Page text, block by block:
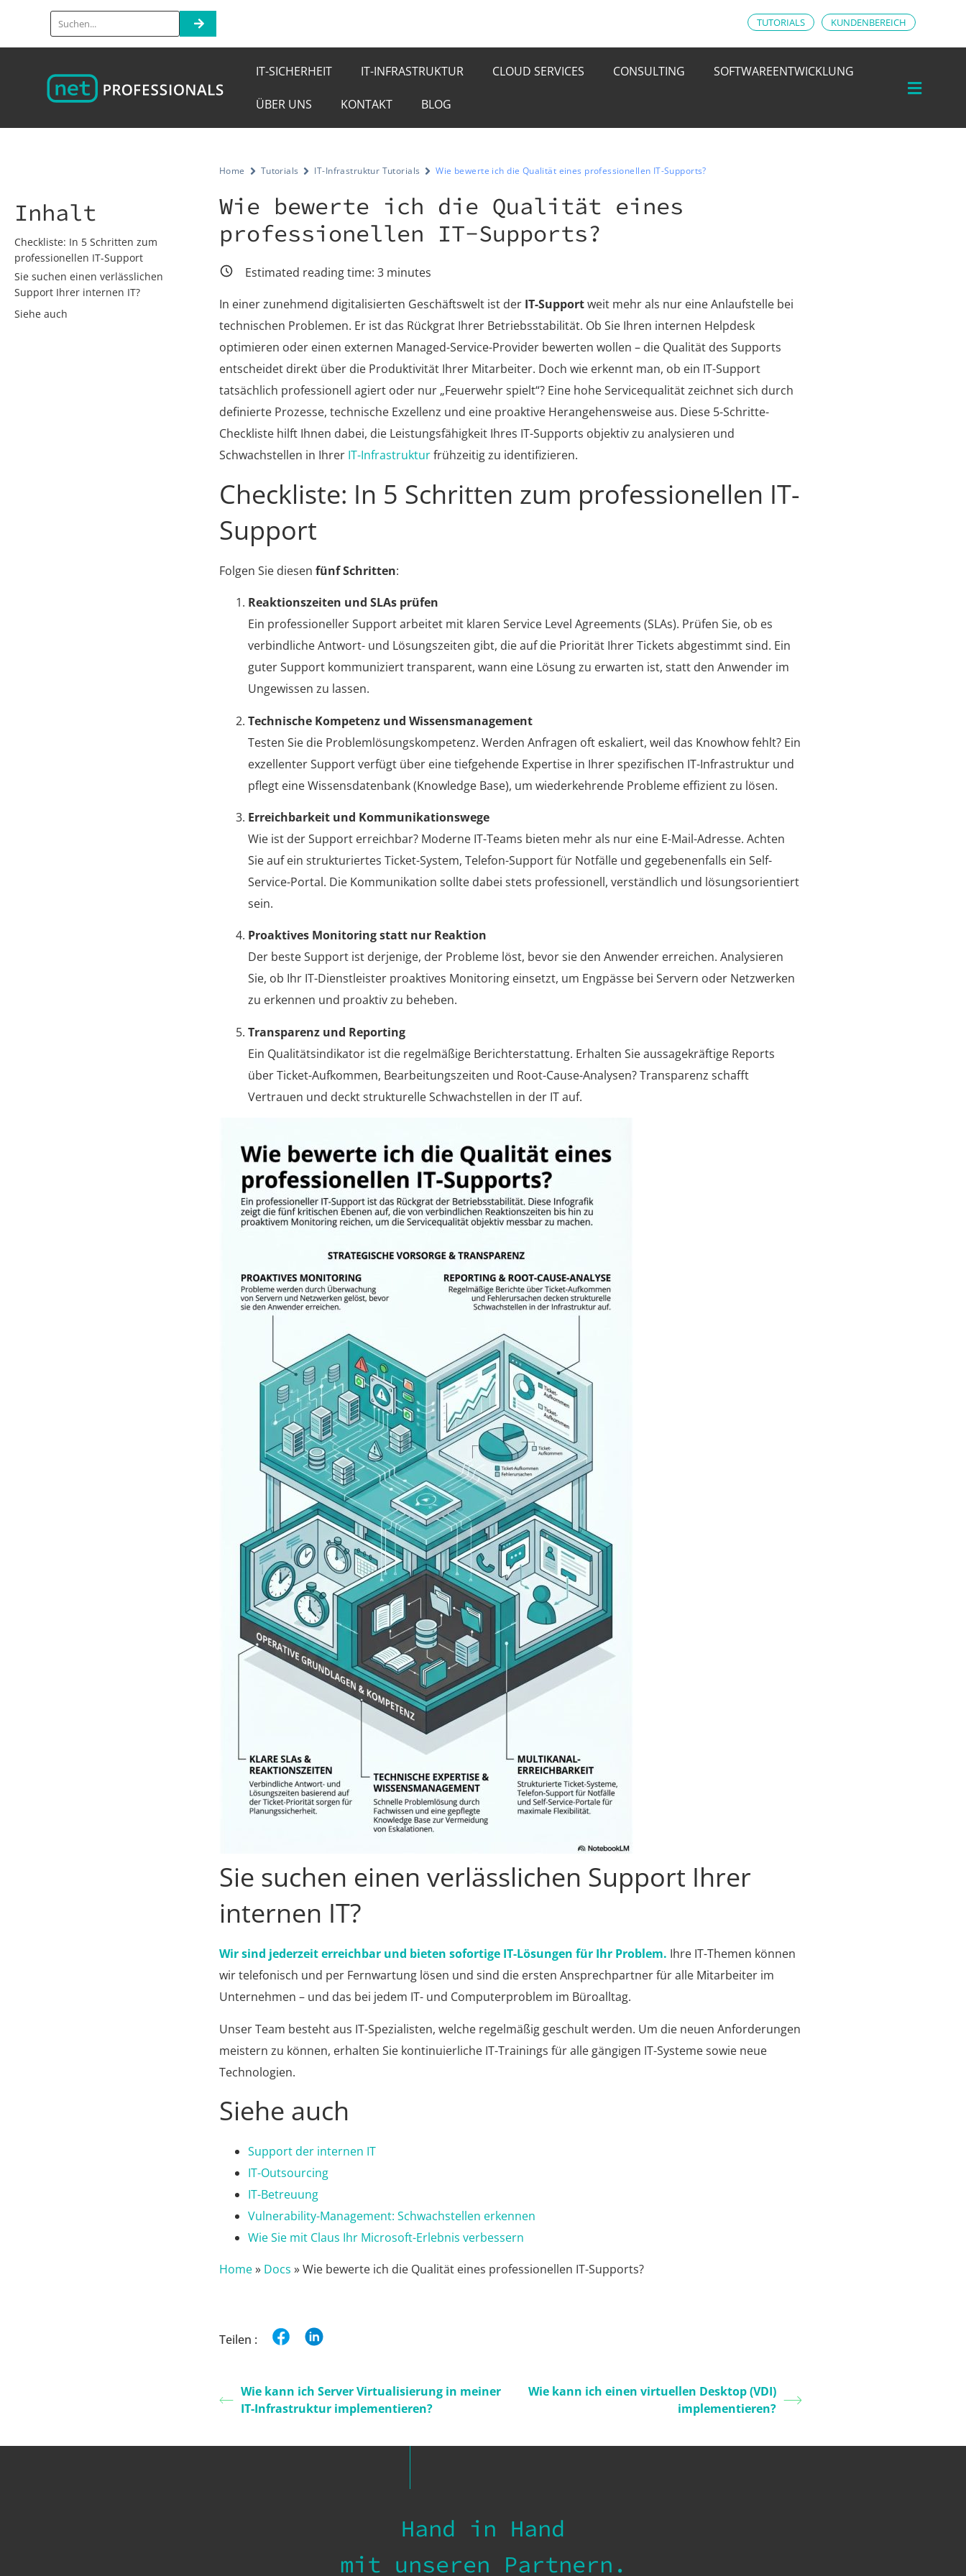
TUTORIALS KUNDENBEREICH
IT-SICHERHEIT IT-INFRASTRUKTUR CLOUD SERVICES CONSULTING SOFTWAREENTWICKLUNG
ÜBER UNS KONTAKT BLOG
Inhalt
Checkliste: In 5 Schritten zum
professionellen IT-Support
Sie suchen einen verlässlichen
Support Ihrer internen IT?
Siehe auch
Home Tutorials IT-Infrastruktur Tutorials Wie bewerte ich die Qualität eines professionellen IT-Supports?
Wie bewerte ich die Qualität eines
professionellen IT-Supports?
Estimated reading time: 3 minutes
In einer zunehmend digitalisierten Geschäftswelt ist der IT-Supportweit mehr als nur eine Anlaufstelle bei
technischen Problemen. Er ist das Rückgrat Ihrer Betriebsstabilität. Ob Sie Ihren internen Helpdesk
optimieren oder einen externen Managed-Service-Provider bewerten wollen – die Qualität des Supports
entscheidet direkt über die Produktivität Ihrer Mitarbeiter. Doch wie erkennt man, ob ein IT-Support
tatsächlich professionell agiert oder nur „Feuerwehr spielt“? Eine hohe Servicequalität zeichnet sich durch
definierte Prozesse, technische Exzellenz und eine proaktive Herangehensweise aus. Diese 5-Schritte-
Checkliste hilft Ihnen dabei, die Leistungsfähigkeit Ihres IT-Supports objektiv zu analysieren und
Schwachstellen in Ihrer IT-Infrastrukturfrühzeitig zu identifizieren.
Checkliste: In 5 Schritten zum professionellen IT-
Support
Folgen Sie diesen fünf Schritten:
Reaktionszeiten und SLAs prüfen
Ein professioneller Support arbeitet mit klaren Service Level Agreements (SLAs). Prüfen Sie, ob es
verbindliche Antwort- und Lösungszeiten gibt, die auf die Priorität Ihrer Tickets abgestimmt sind. Ein
guter Support kommuniziert transparent, wann eine Lösung zu erwarten ist, statt den Anwender im
Ungewissen zu lassen.
Technische Kompetenz und Wissensmanagement
Testen Sie die Problemlösungskompetenz. Werden Anfragen oft eskaliert, weil das Knowhow fehlt? Ein
exzellenter Support verfügt über eine tiefgehende Expertise in Ihrer spezifischen IT-Infrastruktur und
pflegt eine Wissensdatenbank (Knowledge Base), um wiederkehrende Probleme effizient zu lösen.
Erreichbarkeit und Kommunikationswege
Wie ist der Support erreichbar? Moderne IT-Teams bieten mehr als nur eine E-Mail-Adresse. Achten
Sie auf ein strukturiertes Ticket-System, Telefon-Support für Notfälle und gegebenenfalls ein Self-
Service-Portal. Die Kommunikation sollte dabei stets professionell, verständlich und lösungsorientiert
sein.
Proaktives Monitoring statt nur Reaktion
Der beste Support ist derjenige, der Probleme löst, bevor sie den Anwender erreichen. Analysieren
Sie, ob Ihr IT-Dienstleister proaktives Monitoring einsetzt, um Engpässe bei Servern oder Netzwerken
zu erkennen und proaktiv zu beheben.
Transparenz und Reporting
Ein Qualitätsindikator ist die regelmäßige Berichterstattung. Erhalten Sie aussagekräftige Reports
über Ticket-Aufkommen, Bearbeitungszeiten und Root-Cause-Analysen? Transparenz schafft
Vertrauen und deckt strukturelle Schwachstellen in der IT auf.
Sie suchen einen verlässlichen Support Ihrer
internen IT?
Wir sind jederzeit erreichbar und bieten sofortige IT-Lösungen für Ihr Problem. Ihre IT-Themen können
wir telefonisch und per Fernwartung lösen und sind die ersten Ansprechpartner für alle Mitarbeiter im
Unternehmen – und das bei jedem IT- und Computerproblem im Büroalltag.
Unser Team besteht aus IT-Spezialisten, welche regelmäßig geschult werden. Um die neuen Anforderungen
meistern zu können, erhalten Sie kontinuierliche IT-Trainings für alle gängigen IT-Systeme sowie neue
Technologien.
Siehe auch
Support der internen IT
IT-Outsourcing
IT-Betreuung
Vulnerability-Management: Schwachstellen erkennen
Wie Sie mit Claus Ihr Microsoft-Erlebnis verbessern
Home» Docs »Wie bewerte ich die Qualität eines professionellen IT-Supports?
Teilen :
Wie kann ich Server Virtualisierung in meiner
IT-Infrastruktur implementieren?
Wie kann ich einen virtuellen Desktop (VDI)
implementieren?
Hand in Hand
mit unseren Partnern.